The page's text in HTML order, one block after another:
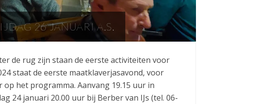
26 JANUARI A.S.
de rug zijn staan de eerste activiteiten voor
staat de eerste maatklaverjasavond, voor
het programma. Aanvang 19.15 uur in
24 januari 20.00 uur bij Berber van IJs (tel. 06-